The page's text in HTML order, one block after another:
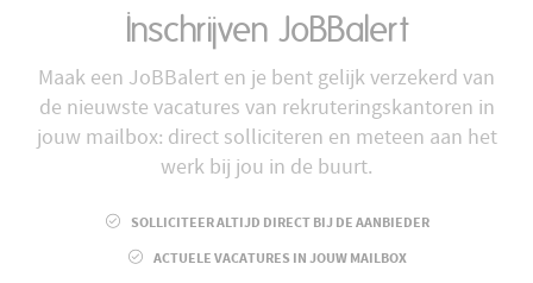
Inschrijven JoBBalert
Maak een JoBBalert en je bent gelijk verzekerd van
de nieuwste vacatures van rekruteringskantoren in
jouw mailbox: direct solliciteren en meteen aan het
werk bij jou in de buurt.
SOLLICITEER ALTIJD DIRECT BIJ DE AANBIEDER
ACTUELE VACATURES IN JOUW MAILBOX